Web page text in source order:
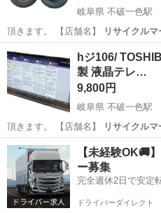
岐阜県 不破一色駅
頂きます。 【店舗名】
リサイクルマ
岐阜
hジ106/
製 液晶テレ…
9,800円
岐阜県 不破一色駅
頂きます。 【店舗名】
リサイクルマ
岐阜 羽島市 不破一色駅
【未経験OK🚚
ー募集
完全週休2日で安定
ドライバーダイレクト